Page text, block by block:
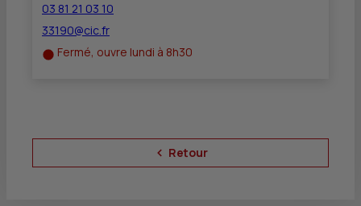
03 81 21 03 10
33190@cic.fr
Fermé, ouvre lundi à 8h30
Retour